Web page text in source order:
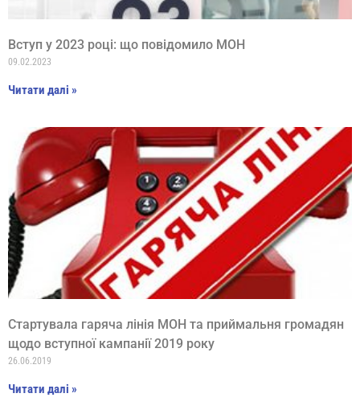
Вступ у 2023 році: що повідомило МОН
09.02.2023
Читати далі »
Стартувала гаряча лінія МОН та приймальня громадян
щодо вступної кампанії 2019 року
26.06.2019
Читати далі »